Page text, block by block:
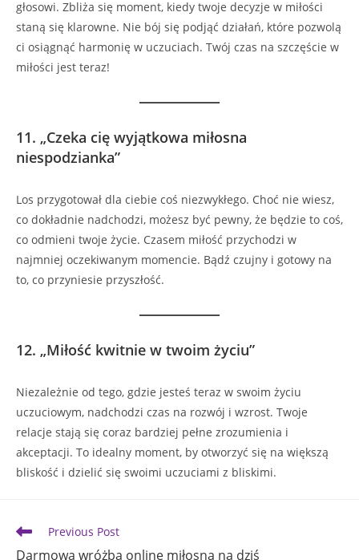
głosowi. Zbliża się moment, kiedy twoje decyzje w miłości
staną się klarowne. Nie bój się podjąć działań, które pozwolą
ci osiągnąć harmonię w uczuciach. Twój czas na szczęście w
miłości jest teraz!
11. „Czeka cię wyjątkowa miłosna
niespodzianka”
Los przygotował dla ciebie coś niezwykłego. Choć nie wiesz,
co dokładnie nadchodzi, możesz być pewny, że będzie to coś,
co odmieni twoje życie. Czasem miłość przychodzi w
najmniej oczekiwanym momencie. Bądź czujny i gotowy na
to, co przyniesie przyszłość.
12. „Miłość kwitnie w twoim życiu”
Niezależnie od tego, gdzie jesteś teraz w swoim życiu
uczuciowym, nadchodzi czas na rozwój i wzrost. Twoje
relacje stają się coraz bardziej pełne zrozumienia i
akceptacji. To idealny moment, by otworzyć się na większą
bliskość i dzielić się swoimi uczuciami z bliskimi.
Read
Previous Post
Darmowa wróżba online miłosna na dziś